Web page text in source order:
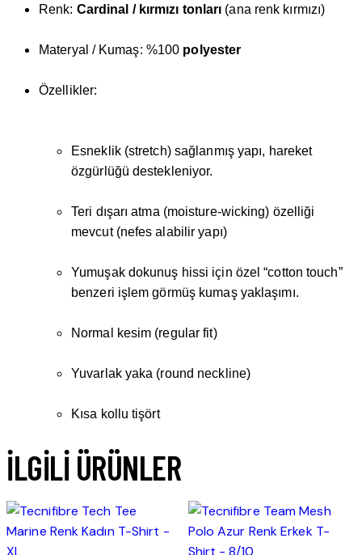
Renk: Cardinal / kırmızı tonları (ana renk kırmızı)
Materyal / Kumaş: %100 polyester
Özellikler:
Esneklik (stretch) sağlanmış yapı, hareket
özgürlüğü destekleniyor.
Teri dışarı atma (moisture-wicking) özelliği
mevcut (nefes alabilir yapı)
Yumuşak dokunuş hissi için özel “cotton touch”
benzeri işlem görmüş kumaş yaklaşımı.
Normal kesim (regular fit)
Yuvarlak yaka (round neckline)
Kısa kollu tişört
İLGILI ÜRÜNLER